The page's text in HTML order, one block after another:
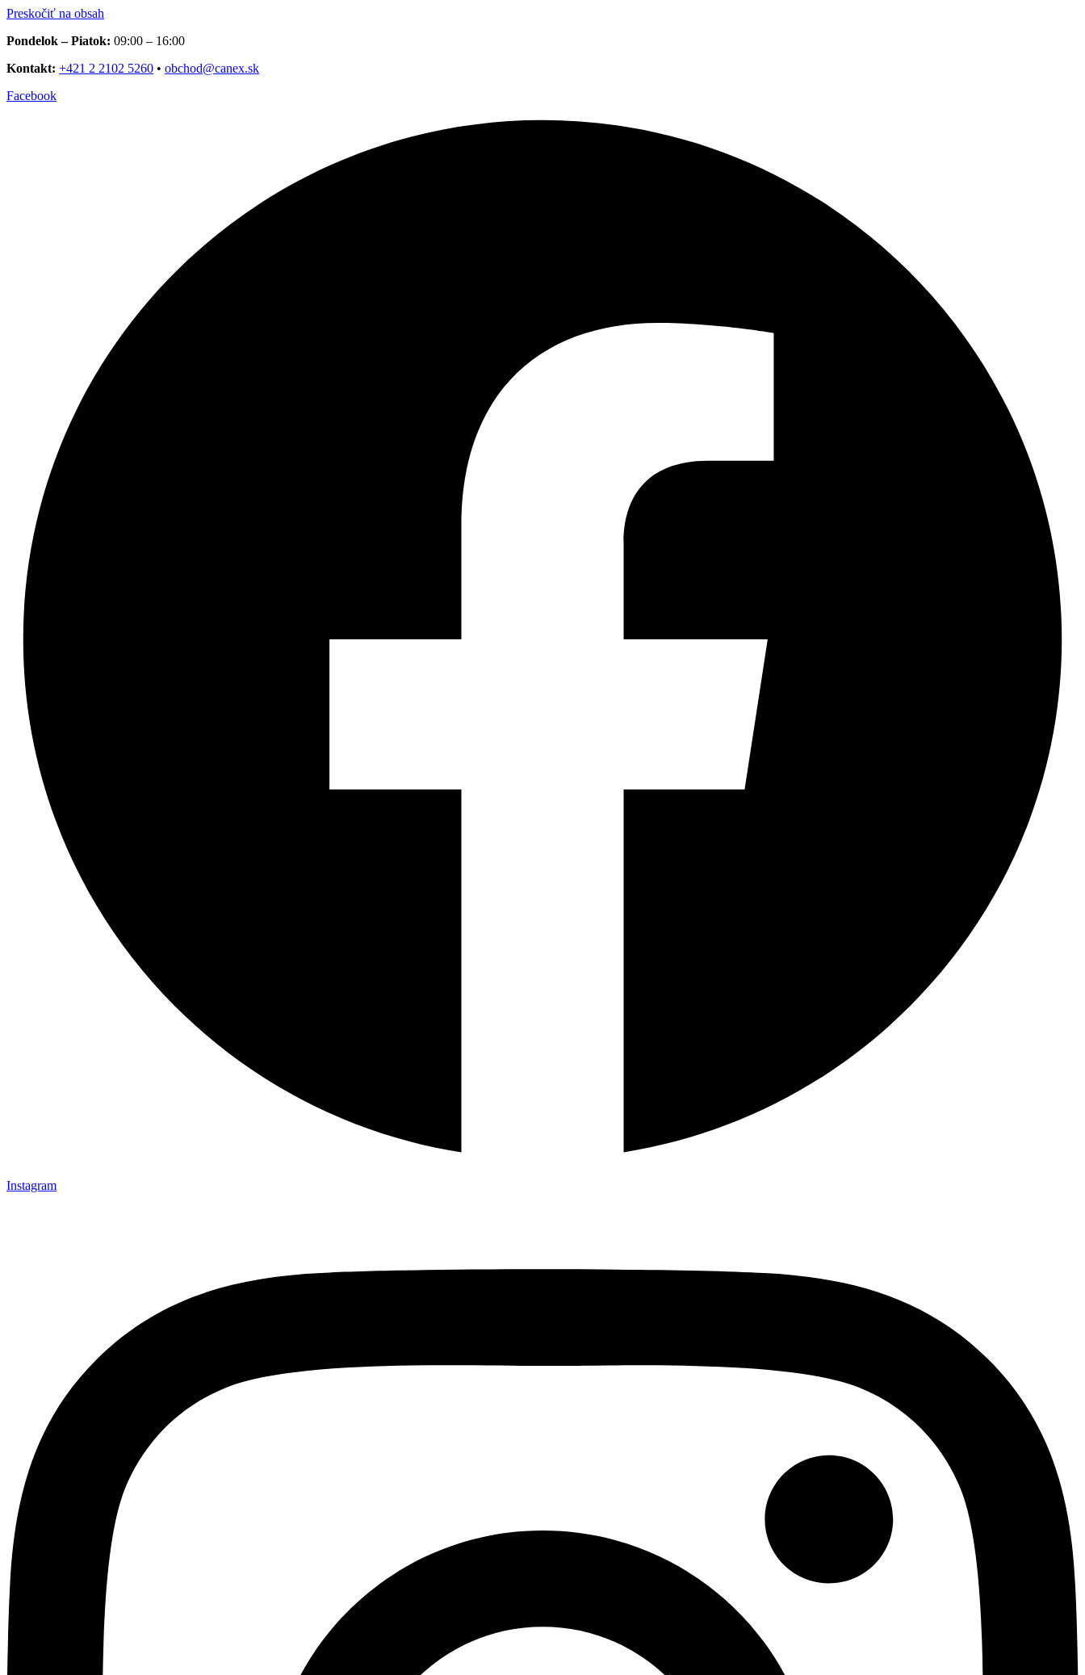
Preskočiť na obsah
Pondelok – Piatok: 09:00 – 16:00
Kontakt: +421 2 2102 5260 • obchod@canex.sk
Facebook
Instagram